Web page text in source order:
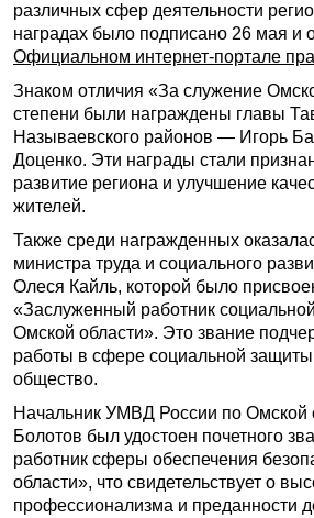
различных сфер деятельности
наградах было подписано 26 мая и
Официальном интернет-портале
Знаком отличия «За служение
степени были награждены главы
Называевского районов — Игорь
Доценко. Эти награды стали
развитие региона и улучшение
жителей.
Также среди награжденных
министра труда и социального
Олеся Кайль, которой было
«Заслуженный работник
Омской области». Это звание
работы в сфере социальной
общество.
Начальник УМВД России по Омской
Болотов был удостоен почетного
работник сферы обеспечения
области», что свидетельствует о
профессионализма и преданности